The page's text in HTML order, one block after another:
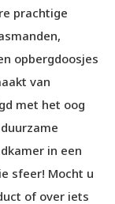
prachtige
opbergdoosjes
van
met het oog
in een
sfeer! Mocht u
of over iets